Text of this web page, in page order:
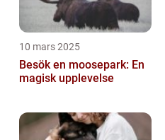
10 mars 2025
Besök en moosepark: En
magisk upplevelse